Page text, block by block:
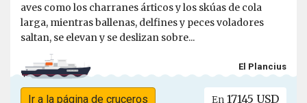
aves como los charranes árticos y los skúas de cola
larga, mientras ballenas, delfines y peces voladores
saltan, se elevan y se deslizan sobre...
El Plancius
Ir a la página de cruceros En 17145 USD